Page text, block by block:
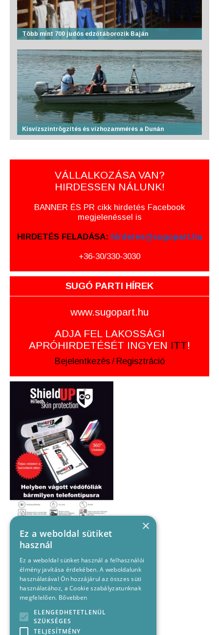
Több mint 700 judós edzőtáborozik Baján
Kisvízszintrögzítés és vízhozammérés a Dunán
VÁLLALKOZÁSA VAN?
HIRDESSEN NÁLUNK!
BANNER ÉS PR cikk hirdetés Facebook
megjelenéssel is
HIRDETÉS FELADÁSA: hirdetes@sugopart.hu
+36-30/330-3030
SUGÓ PARTI HÍREK
www.sugopart.hu
ADJA FEL LAKOSSÁGI
APRÓHIRDETÉSÉT INGYEN ITT!
Bejelentkezés / Regisztráció
×
Ez a weboldal sütiket
használ
Ez a weboldal sütiket használ a felhasználói
élmény javítása érdekében. A weboldalunk
használatával Ön hozzájárul az összes süti
használatához, a Cookie szabályzatunknak
megfelelően. Bővebben
ELENGEDHETETLENÜL
SZÜKSÉGES
TELJESÍTMÉNY